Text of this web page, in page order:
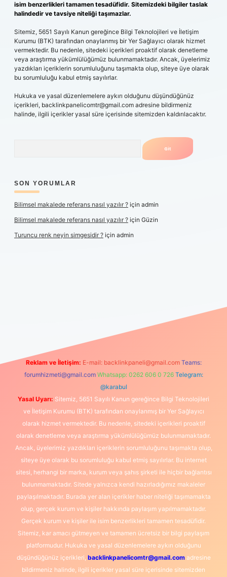
isim benzerlikleri tamamen tesadüfidir. Sitemizdeki bilgiler taslak
halindedir ve tavsiye niteliği taşımazlar.
Sitemiz, 5651 Sayılı Kanun gereğince Bilgi Teknolojileri ve İletişim
Kurumu (BTK) tarafından onaylanmış bir Yer Sağlayıcı olarak hizmet
vermektedir. Bu nedenle, sitedeki içerikleri proaktif olarak denetleme
veya araştırma yükümlülüğümüz bulunmamaktadır. Ancak, üyelerimiz
yazdıkları içeriklerin sorumluluğunu taşımakta olup, siteye üye olarak
bu sorumluluğu kabul etmiş sayılırlar.
Hukuka ve yasal düzenlemelere aykırı olduğunu düşündüğünüz
içerikleri, backlinkpanelicomtr@gmail.com adresine bildirmeniz
halinde, ilgili içerikler yasal süre içerisinde sitemizden kaldırılacaktır.
SON YORUMLAR
Bilimsel makalede referans nasıl yazılır ? için admin
Bilimsel makalede referans nasıl yazılır ? için Güzin
Turuncu renk neyin simgesidir ? için admin
Reklam ve İletişim: E-mail: backlinkpaneli@gmail.com Teams:
forumhizmeti@gmail.com Whatsapp: 0262 606 0 726 Telegram:
@karabul
Yasal Uyarı: Sitemiz, 5651 Sayılı Kanun gereğince Bilgi Teknolojileri
ve İletişim Kurumu (BTK) tarafından onaylanmış bir Yer Sağlayıcı
olarak hizmet vermektedir. Bu nedenle, sitedeki içerikleri proaktif
olarak denetleme veya araştırma yükümlülüğümüz bulunmamaktadır.
Ancak, üyelerimiz yazdıkları içeriklerin sorumluluğunu taşımakta olup,
siteye üye olarak bu sorumluluğu kabul etmiş sayılırlar. Bu internet
sitesi, herhangi bir marka, kurum veya şahıs şirketi ile hiçbir bağlantısı
bulunmamaktadır. Sitede yalnızca kendi hazırladığımız makaleler
paylaşılmaktadır. Burada yer alan içerikler haber niteliği taşımamakta
olup, gerçek kurum ve kişiler hakkında paylaşım yapılmamaktadır.
Gerçek kurum ve kişiler ile isim benzerlikleri tamamen tesadüfidir.
Sitemiz, kar amacı gütmeyen ve tamamen ücretsiz bir bilgi paylaşım
platformudur. Hukuka ve yasal düzenlemelere aykırı olduğunu
düşündüğünüz içerikleri, backlinkpanelicomtr@gmail.comadresine
bildirmeniz halinde, ilgili içerikler yasal süre içerisinde sitemizden